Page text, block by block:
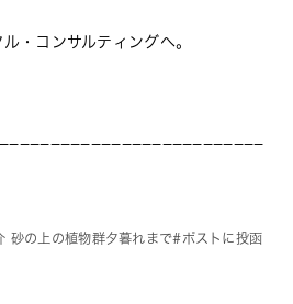
・コンサルティングへ。
砂の上の植物群夕暮れまで
ポストに投函